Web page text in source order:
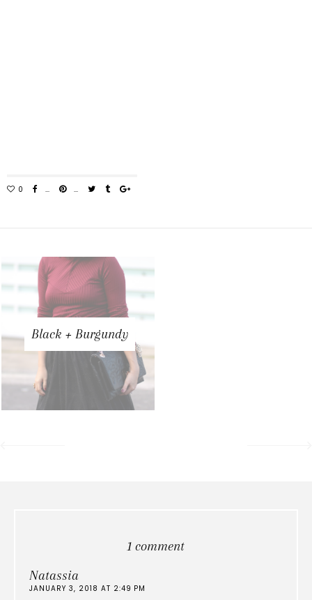
Black + Burgundy
1 comment
Natassia
JANUARY 3, 2018 AT 2:49 PM